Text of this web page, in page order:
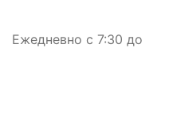
Ежедневно с 7:30 до